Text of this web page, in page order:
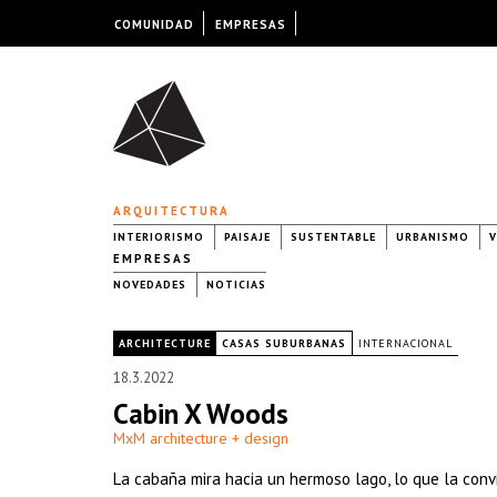
ARQUITECTURA
INTERIORISMO PAISAJE SUSTENTABLE URBANISMO
EMPRESAS
NOVEDADES NOTICIAS
ARCHITECTURE CASAS SUBURBANAS INTERNACIONAL
18.3.2022
Cabin X Woods
MxM architecture + design
La cabaña mira hacia un hermoso lago, lo que la
COMUNIDAD EMPRESAS